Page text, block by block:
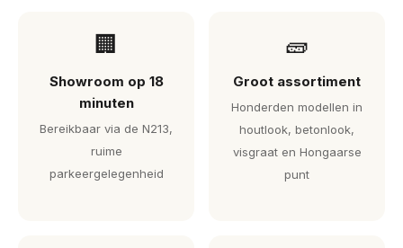
🏢
Showroom op 18
minuten
Bereikbaar via de N213,
ruime
parkeergelegenheid
🧱
Groot assortiment
Honderden modellen in
houtlook, betonlook,
visgraat en Hongaarse
punt